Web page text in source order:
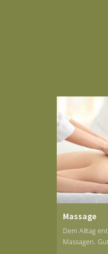
Massage
Dem Alltag
Massagen.